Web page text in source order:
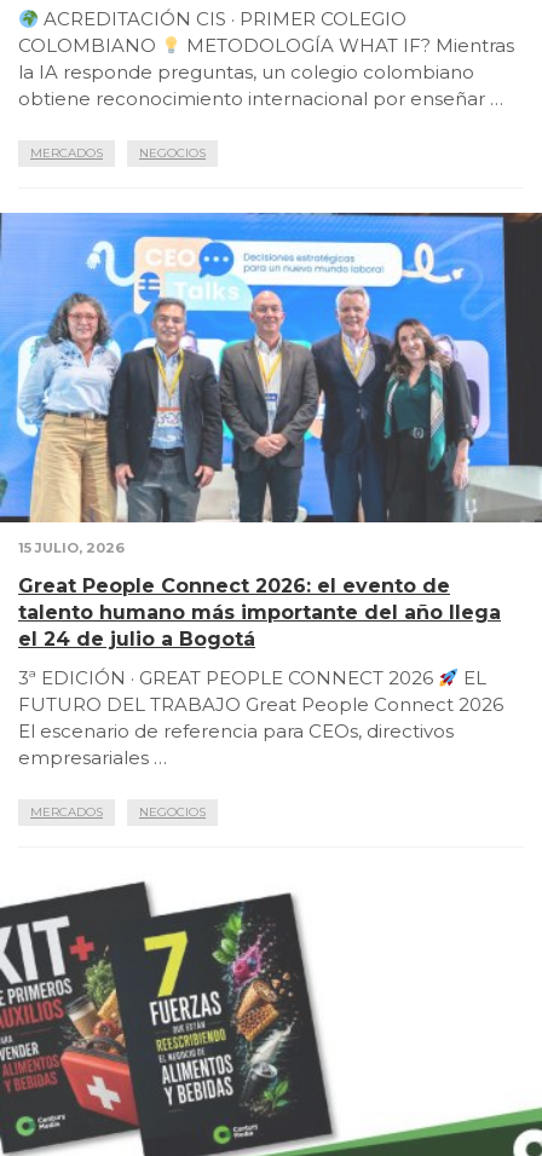
ACREDITACIÓN CIS · PRIMER COLEGIO
COLOMBIANO
METODOLOGÍA WHAT IF? Mientras
la IA responde preguntas, un colegio colombiano
obtiene reconocimiento internacional por enseñar …
MERCADOS NEGOCIOS
15 JULIO, 2026
Great People Connect 2026: el evento de
talento humano más importante del año llega
el 24 de julio a Bogotá
3ª EDICIÓN · GREAT PEOPLE CONNECT 2026
EL
FUTURO DEL TRABAJO Great People Connect 2026
El escenario de referencia para CEOs, directivos
empresariales …
MERCADOS NEGOCIOS